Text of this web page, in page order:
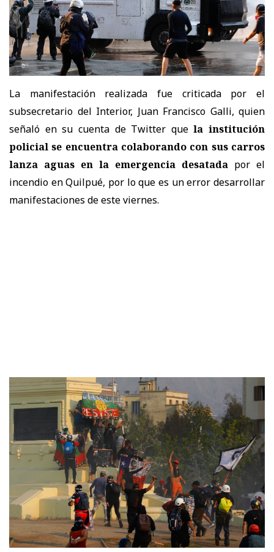
La manifestación realizada fue criticada por el
subsecretario del Interior, Juan Francisco Galli, quien
señaló en su cuenta de Twitter quela institución
policial se encuentra colaborando con sus carros
lanza aguas en la emergencia desatada por el
incendio en Quilpué, por lo que es un error desarrollar
manifestaciones de este viernes.